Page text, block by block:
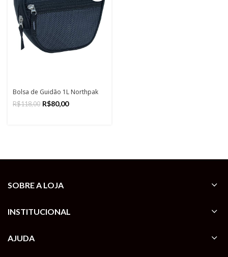
Bolsa de Guidão 1L Northpak
R$118,00 R$80,00
SOBRE A LOJA
INSTITUCIONAL
AJUDA